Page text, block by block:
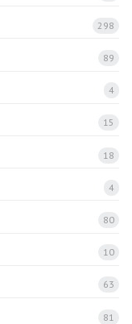
298
89
4
15
18
4
80
10
63
81